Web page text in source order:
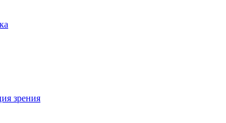
зрения